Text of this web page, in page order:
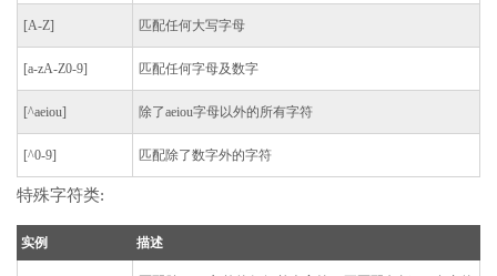
[A-Z] 匹配任何大写字母
[a-zA-Z0-9] 匹配任何字母及数字
[^aeiou] 除了aeiou字母以外的所有字符
[^0-9] 匹配除了数字外的字符
特殊字符类:
实例 描述